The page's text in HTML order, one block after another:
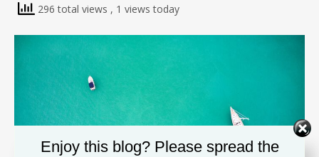
296 total views , 1 views today
Enjoy this blog? Please spread the